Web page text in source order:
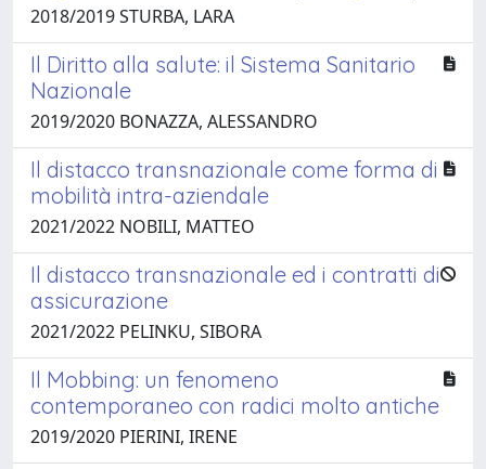
2018/2019 STURBA, LARA
Il Diritto alla salute: il Sistema Sanitario
Nazionale
2019/2020 BONAZZA, ALESSANDRO
Il distacco transnazionale come forma di
mobilità intra-aziendale
2021/2022 NOBILI, MATTEO
Il distacco transnazionale ed i contratti di
assicurazione
2021/2022 PELINKU, SIBORA
Il Mobbing: un fenomeno
contemporaneo con radici molto antiche
2019/2020 PIERINI, IRENE